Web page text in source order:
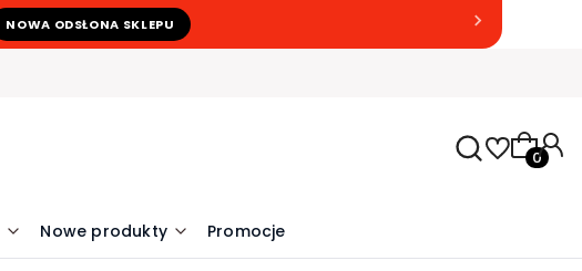
NOWA ODSŁONA SKLEPU
Nowe produkty Promocje